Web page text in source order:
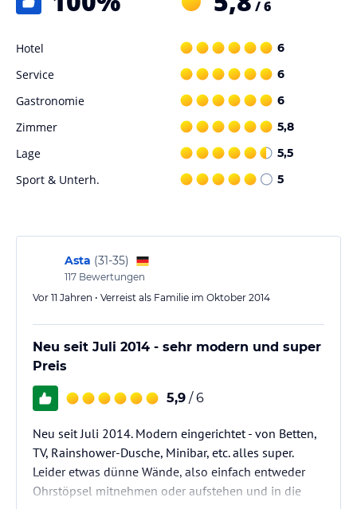
/ 6
Hotel 6
Service 6
Gastronomie 6
Zimmer 5,8
Lage 5,5
Sport & Unterh. 5
Asta (31-35)
117 Bewertungen
Vor 11 Jahren • Verreist als Familie im Oktober 2014
Neu seit Juli 2014 - sehr modern und super
Preis
5,9 / 6
Neu seit Juli 2014. Modern eingerichtet - von Betten,
TV, Rainshower-Dusche, Minibar, etc. alles super.
Leider etwas dünne Wände, also einfach entweder
Ohrstöpsel mitnehmen oder aufstehen und in die